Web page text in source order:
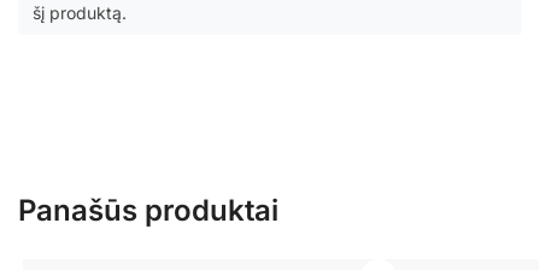
šį produktą.
Panašūs produktai